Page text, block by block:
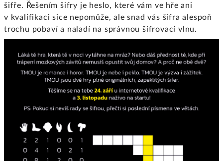
šifře. Řešením šifry je heslo, které vám ve hře ani
v kvalifikaci sice nepomůže, ale snad vás šifra alespoň
trochu pobaví a naladí na správnou šifrovací vlnu.